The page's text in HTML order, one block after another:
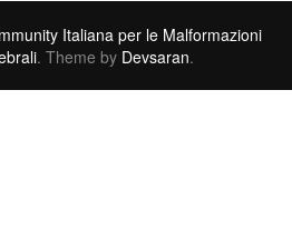
Italiana per le Malformazioni
. Theme by Devsaran.